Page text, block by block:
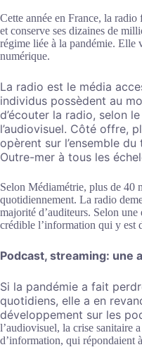
Cette année en France, la radio
et conserve ses dizaines de
régime liée à la pandémie. Elle
numérique.
La radio est le média
individus possèdent au
d’écouter la radio, selon
l’audiovisuel. Côté offre,
opèrent sur l’ensemble
Outre-mer à tous les
Selon Médiamétrie, plus de 40
quotidiennement. La radio
majorité d’auditeurs. Selon
crédible l’information qui y est
Podcast, streaming: une
Si la pandémie a fait
quotidiens, elle a en
développement sur les
l’audiovisuel, la crise sanitaire
d’information, qui répondaient